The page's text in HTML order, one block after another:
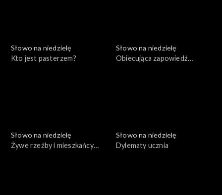
Słowo na niedzielę
Kto jest pasterzem?
Słowo na niedzielę
Obiecująca zapowiedź
Słowo na niedzielę
Żywe rzeźby i mieszkańcy
Słowo na niedzielę
Dylematy ucznia